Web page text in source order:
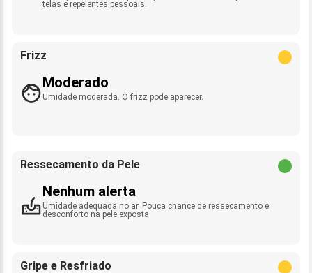
telas e repelentes pessoais.
Frizz
Moderado
Umidade moderada. O frizz pode aparecer.
Ressecamento da Pele
Nenhum alerta
Umidade adequada no ar. Pouca chance de ressecamento e
desconforto na pele exposta.
Gripe e Resfriado